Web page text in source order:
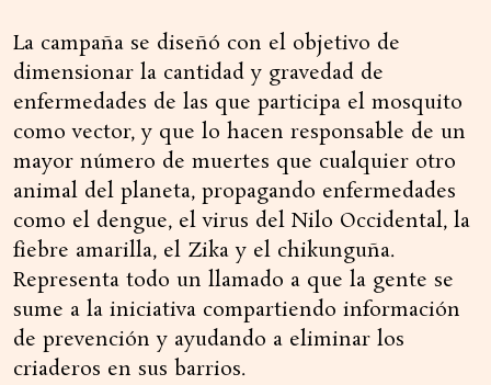
La campaña se diseñó con el objetivo de
dimensionar la cantidad y gravedad de
enfermedades de las que participa el mosquito
como vector, y que lo hacen responsable de un
mayor número de muertes que cualquier otro
animal del planeta, propagando enfermedades
como el dengue, el virus del Nilo Occidental, la
fiebre amarilla, el Zika y el chikunguña.
Representa todo un llamado a que la gente se
sume a la iniciativa compartiendo información
de prevención y ayudando a eliminar los
criaderos en sus barrios.